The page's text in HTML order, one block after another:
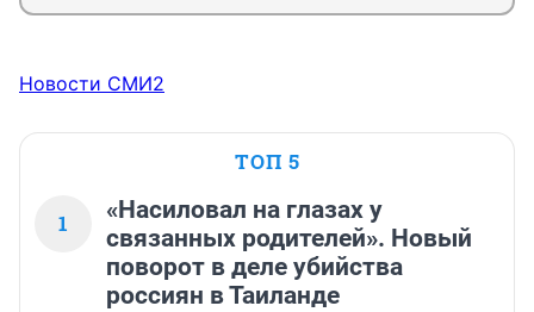
Новости СМИ2
ТОП 5
1
«Насиловал на глазах у
связанных родителей». Новый
поворот в деле убийства
россиян в Таиланде